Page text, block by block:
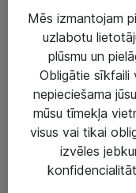
Risinājumi &
IT serviss un atbalsts
IT infrastruktūra
Darba vietu IT
Serveri un datu centri
Mēs izmantojam
uzlabotu
plūsmu un
Obligātie sīkfaili
nepieciešama
mūsu tīmekļa
visus vai tikai
izvēles